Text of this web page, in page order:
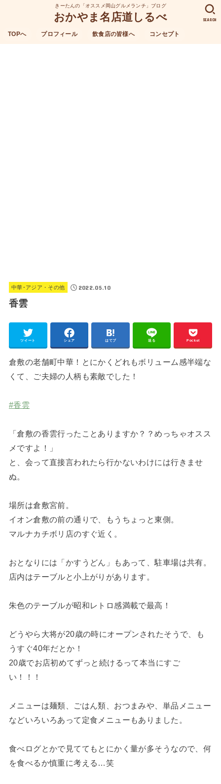
きーたんの「オススメ岡山グルメランチ」ブログ
おかやま名店道しるべ
TOPへ プロフィール 飲食店の皆様へ コンセプト
SEARCH
中華･アジア・その他 2022.05.10
香雲
ツイート シェア はてブ 送る Pocket
倉敷の老舗町中華！とにかくどれもボリューム感半端な
くて、ご夫婦の人柄も素敵でした！
#香雲
「倉敷の香雲行ったことありますか？？めっちゃオスス
メですよ！」
と、会って直接言われたら行かないわけには行きませ
ぬ。
場所は倉敷宮前。
イオン倉敷の前の通りで、もうちょっと東側。
マルナカチボリ店のすぐ近く。
おとなりには「かすうどん」もあって、駐車場は共有。
店内はテーブルと小上がりがあります。
朱色のテーブルが昭和レトロ感満載で最高！
どうやら大将が20歳の時にオープンされたそうで、も
うすぐ40年だとか！
20歳でお店初めてずっと続けるって本当にすご
い！！！
メニューは麺類、ごはん類、おつまみや、単品メニュー
などいろいろあって定食メニューもありました。
食べログとかで見ててもとにかく量が多そうなので、何
を食べるか慎重に考える…笑